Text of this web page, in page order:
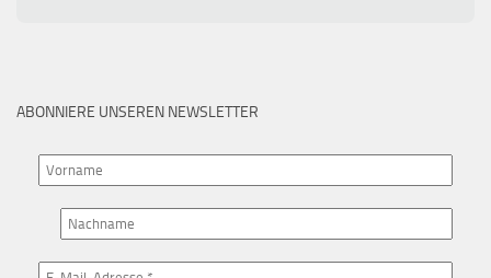
ABONNIERE UNSEREN NEWSLETTER